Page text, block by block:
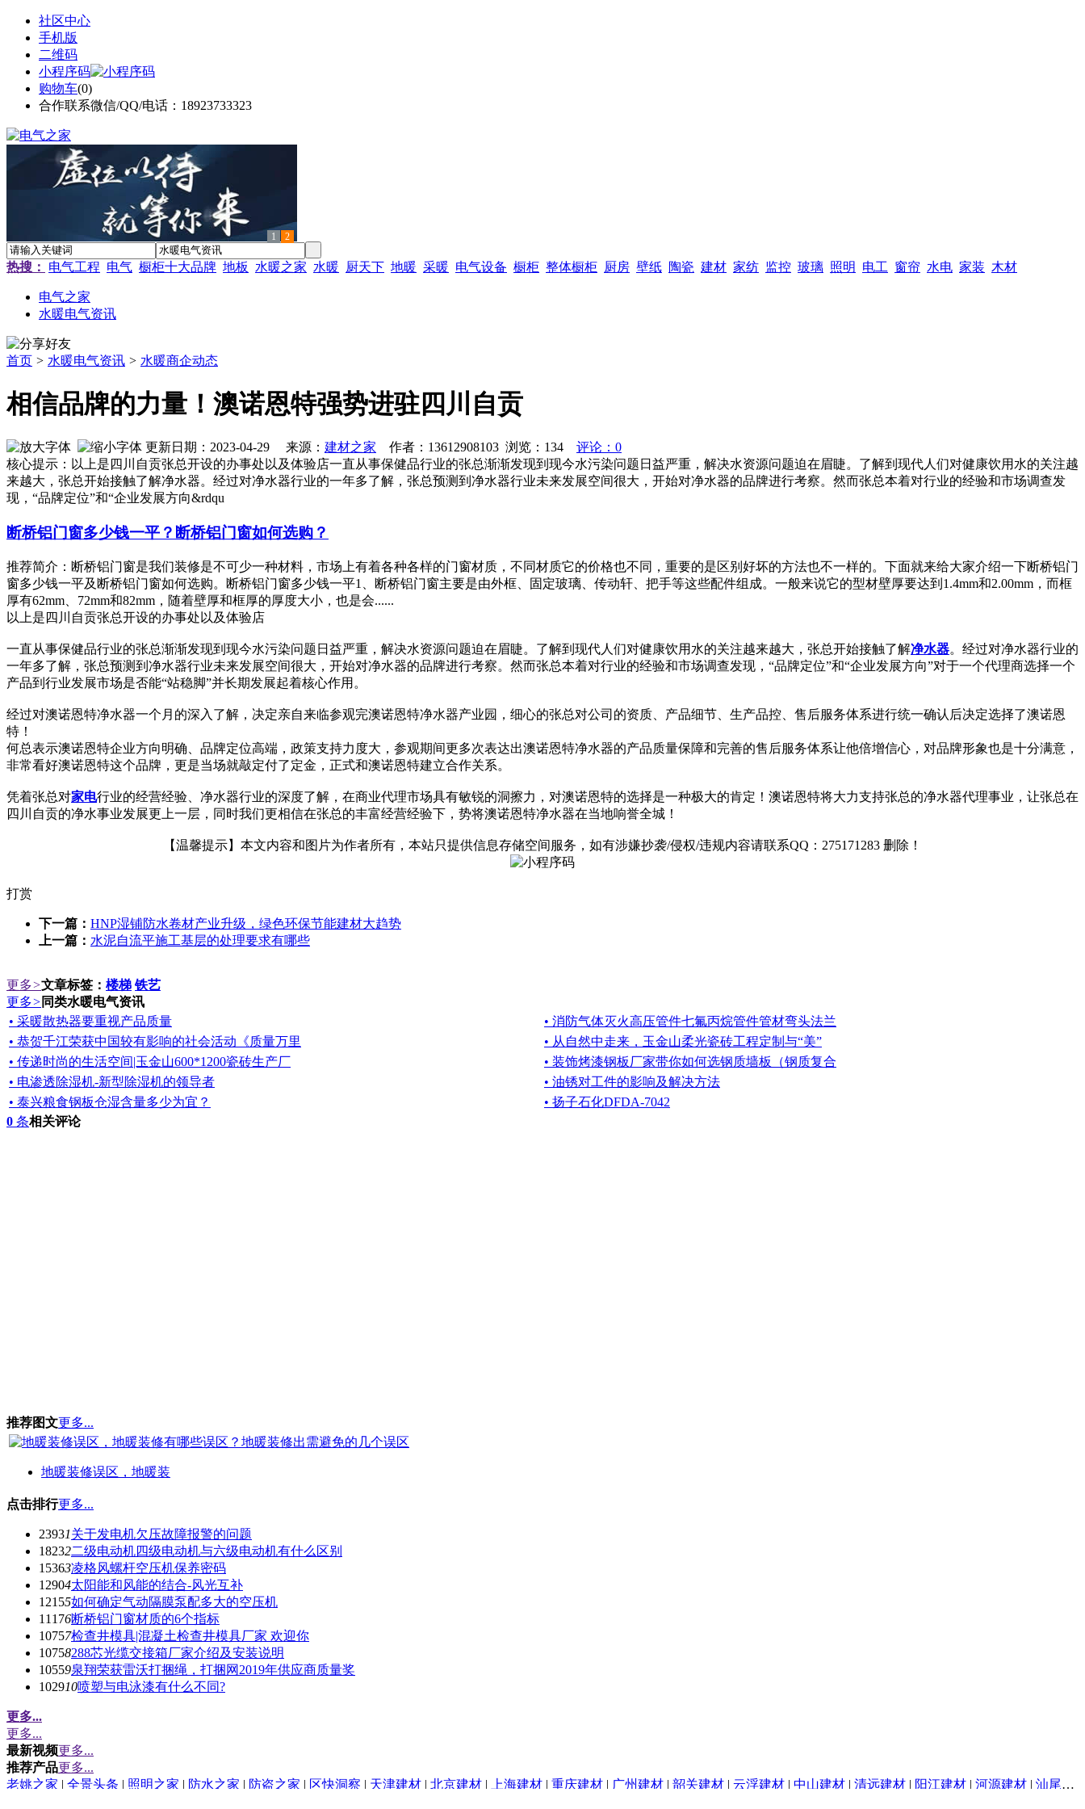
社区中心
手机版
二维码
小程序码
购物车(0)
合作联系微信/QQ/电话：18923733323
1 2
热搜： 电气工程 电气 橱柜十大品牌 地板 水暖之家 水暖 厨天下 地暖 采暖 电气设备 橱柜 整体橱柜 厨房 壁纸 陶瓷 建材 家纺 监控 玻璃 照明 电工 窗帘 水电 家装 木材
电气之家
水暖电气资讯
首页 > 水暖电气资讯 > 水暖商企动态
相信品牌的力量！澳诺恩特强势进驻四川自贡
更新日期：2023-04-29 来源： 建材之家 作者：13612908103 浏览： 134
评论：0
核心提示：以上是四川自贡张总开设的办事处以及体验店一直从事保健品行业的张总渐渐发现到现今水污染问题日益严重，解决水资源问题迫在眉睫。了解到现代人们对健康饮用水的关注越
来越大，张总开始接触了解净水器。经过对净水器行业的一年多了解，张总预测到净水器行业未来发展空间很大，开始对净水器的品牌进行考察。然而张总本着对行业的经验和市场调查发
现，“品牌定位”和“企业发展方向&rdqu
断桥铝门窗多少钱一平？断桥铝门窗如何选购？
推荐简介：断桥铝门窗是我们装修是不可少一种材料，市场上有着各种各样的门窗材质，不同材质它的价格也不同，重要的是区别好坏的方法也不一样的。下面就来给大家介绍一下断桥铝门
窗多少钱一平及断桥铝门窗如何选购。断桥铝门窗多少钱一平1、断桥铝门窗主要是由外框、固定玻璃、传动轩、把手等这些配件组成。一般来说它的型材壁厚要达到1.4mm和2.00mm，而框
厚有62mm、72mm和82mm，随着壁厚和框厚的厚度大小，也是会......
以上是四川自贡张总开设的办事处以及体验店
一直从事保健品行业的张总渐渐发现到现今水污染问题日益严重，解决水资源问题迫在眉睫。了解到现代人们对健康饮用水的关注越来越大，张总开始接触了解净水器。经过对净水器行业的
一年多了解，张总预测到净水器行业未来发展空间很大，开始对净水器的品牌进行考察。然而张总本着对行业的经验和市场调查发现，“品牌定位”和“企业发展方向”对于一个代理商选择一个
产品到行业发展市场是否能“站稳脚”并长期发展起着核心作用。
经过对澳诺恩特净水器一个月的深入了解，决定亲自来临参观完澳诺恩特净水器产业园，细心的张总对公司的资质、产品细节、生产品控、售后服务体系进行统一确认后决定选择了澳诺恩
特！
何总表示澳诺恩特企业方向明确、品牌定位高端，政策支持力度大，参观期间更多次表达出澳诺恩特净水器的产品质量保障和完善的售后服务体系让他倍增信心，对品牌形象也是十分满意，
非常看好澳诺恩特这个品牌，更是当场就敲定付了定金，正式和澳诺恩特建立合作关系。
凭着张总对家电行业的经营经验、净水器行业的深度了解，在商业代理市场具有敏锐的洞擦力，对澳诺恩特的选择是一种极大的肯定！澳诺恩特将大力支持张总的净水器代理事业，让张总在
四川自贡的净水事业发展更上一层，同时我们更相信在张总的丰富经营经验下，势将澳诺恩特净水器在当地响誉全城！
【温馨提示】本文内容和图片为作者所有，本站只提供信息存储空间服务，如有涉嫌抄袭/侵权/违规内容请联系QQ：275171283 删除！
打赏
下一篇： HNP湿铺防水卷材产业升级，绿色环保节能建材大趋势
上一篇： 水泥自流平施工基层的处理要求有哪些
更多>文章标签： 楼梯 铁艺
更多> 同类水暖电气资讯
• 采暖散热器要重视产品质量
• 消防气体灭火高压管件七氟丙烷管件管材弯头法兰
• 恭贺千江荣获中国较有影响的社会活动《质量万里
• 从自然中走来，玉金山柔光瓷砖工程定制与“美”
• 传递时尚的生活空间|玉金山600*1200瓷砖生产厂
• 装饰烤漆钢板厂家带你如何选钢质墙板（钢质复合
• 电渗透除湿机-新型除湿机的领导者
• 油锈对工件的影响及解决方法
• 泰兴粮食钢板仓湿含量多少为宜？
• 扬子石化DFDA-7042
0 条相关评论
推荐图文更多...
地暖装修误区，地暖装
点击排行更多...
23931关于发电机欠压故障报警的问题
18232二级电动机四级电动机与六级电动机有什么区别
15363凌格风螺杆空压机保养密码
12904太阳能和风能的结合-风光互补
12155如何确定气动隔膜泵配多大的空压机
11176断桥铝门窗材质的6个指标
10757检查井模具|混凝土检查井模具厂家 欢迎你
10758288芯光缆交接箱厂家介绍及安装说明
10559泉翔荣获雷沃打捆绳，打捆网2019年供应商质量奖
102910喷塑与电泳漆有什么不同?
更多...
更多...
最新视频更多...
推荐产品更多...
老姚之家 | 全景头条 | 照明之家 | 防水之家 | 防盗之家 | 区快洞察 | 天津建材 | 北京建材 | 上海建材 | 重庆建材 | 广州建材 | 韶关建材 | 云浮建材 | 中山建材 | 清远建材 | 阳江建材 | 河源建材 | 汕尾建材